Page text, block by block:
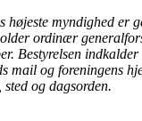
højeste myndighed er
ordinær
Bestyrelsen
mail og foreningens
og dagsorden.